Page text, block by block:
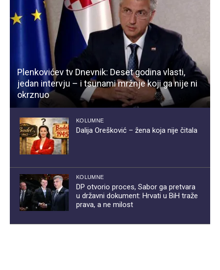
Plenkovićev tv Dnevnik: Deset godina vlasti,
jedan intervju – i tsunami mržnje koji ga nije ni
okrznuo
KOLUMNE
Dalija Orešković – žena koja nije čitala
KOLUMNE
DP otvorio proces, Sabor ga pretvara
u državni dokument: Hrvati u BiH traže
prava, a ne milost